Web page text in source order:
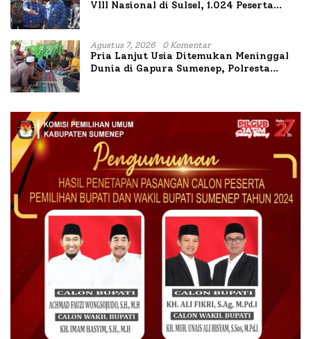
VIII Nasional di Sulsel, 1.024 Peserta
Agustus 7, 2026 0 Komentar
Pria Lanjut Usia Ditemukan Meninggal
Dunia di Gapura Sumenep, Polresta